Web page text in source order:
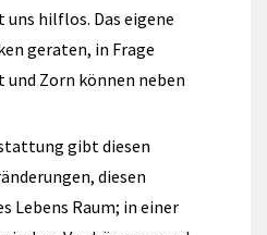
hilflos. Das eigene
geraten, in Frage
Zorn können neben
gibt diesen
diesen
Lebens Raum; in einer